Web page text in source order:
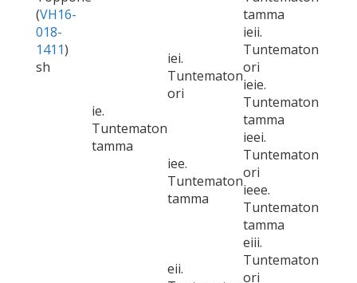
(VH16-
018-
1411)
sh
tamma
ie.
Tuntematon
tamma
iei.
Tuntematon
ori
ieii.
Tuntematon
ori
ieie.
Tuntematon
tamma
iee.
Tuntematon
tamma
ieei.
Tuntematon
ori
ieee.
Tuntematon
tamma
eii.
eiii.
Tuntematon
ori